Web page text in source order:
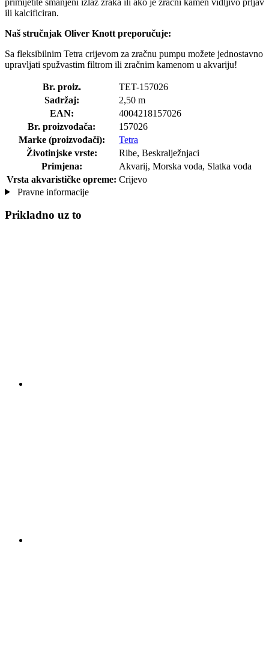
ili kalcificiran.
Naš stručnjak Oliver Knott preporučuje:
Sa fleksibilnim Tetra crijevom za zračnu pumpu možete jednostavno
upravljati spužvastim filtrom ili zračnim kamenom u akvariju!
Br. proiz.
TET-157026
Sadržaj:
2,50 m
EAN:
4004218157026
Br. proizvođača:
157026
Marke (proizvođači):
Tetra
Životinjske vrste:
Ribe, Beskralježnjaci
Primjena:
Akvarij, Morska voda, Slatka voda
Vrsta akvarističke opreme: Crijevo
Pravne informacije
Prikladno uz to